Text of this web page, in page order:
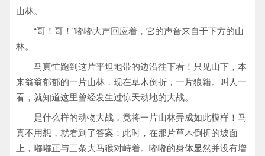
山林。
“哥！哥！”嘟嘟大声回应着，它的声音来自于下方的山
林。
马真忙跑到这片平坦地带的边沿往下看！只见山下，本
来翁翁郁郁的一片山林，现在草木倒折，一片狼籍。叫人一
看，就知道这里曾经发生过惊天动地的大战。
是什么样的动物大战，竟将一片山林弄成如此模样！马
真不用想，就看到了答案：此时，在那片草木倒折的坡面
上，嘟嘟正与三条大马猴对峙着。嘟嘟的身体显然并没有增